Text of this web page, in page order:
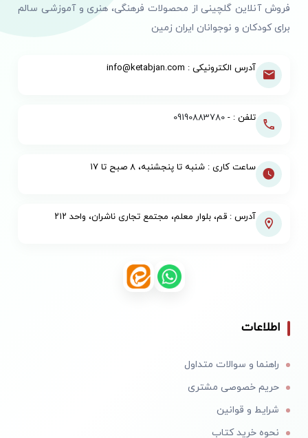
فروش آنلاین گلچینی از محصولات فرهنگی، هنری و آموزشی سالم
برای کودکان و نوجوانان ایران زمین
آدرس الکترونیکی : info@ketabjan.com
تلفن : -09190883780
ساعت کاری : شنبه تا پنجشنبه، ۸ صبح تا ۱۷
آدرس : قم، بلوار معلم، مجتمع تجاری ناشران، واحد ۲۱۲
اطلاعات
راهنما و سوالات متداول
حریم خصوصی مشتری
شرایط و قوانین
نحوه خرید کتاب